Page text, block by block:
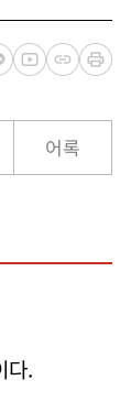
어록
다.